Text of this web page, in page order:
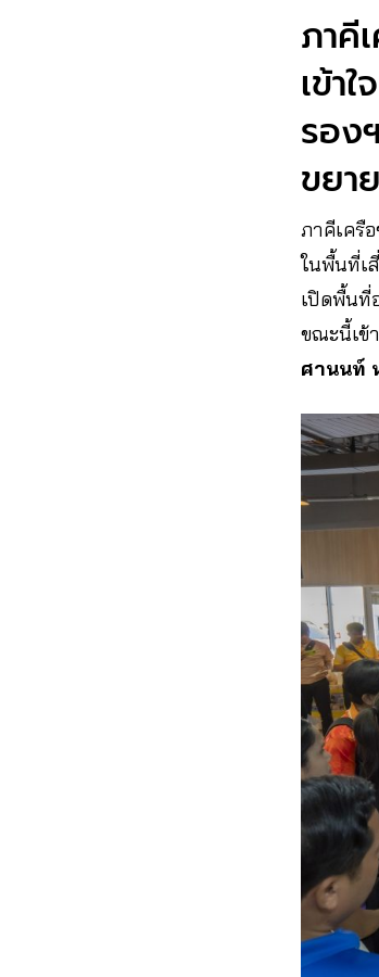
ภาคี
เข้า
รอง
ขยา
ภาคีเครื
ในพื้นที่เ
เปิดพื้นที่
ขณะนี้เข้
ศานนท์